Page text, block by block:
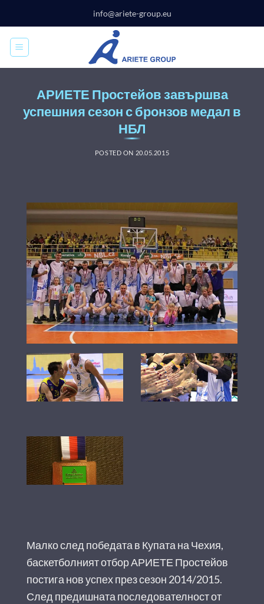
content
info@ariete-group.eu
АРИЕТЕ Простейов завършва
успешния сезон с бронзов медал в
НБЛ
POSTED ON 20.05.2015
Малко след победата в Купата на Чехия,
баскетболният отбор АРИЕТЕ Простейов
постига нов успех през сезон 2014/2015.
След предишната последователност от